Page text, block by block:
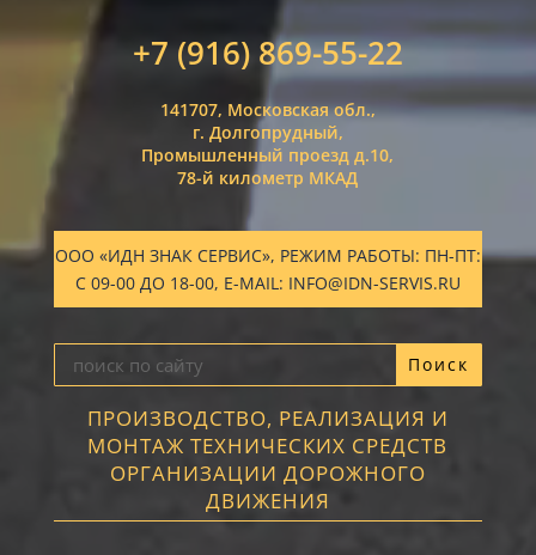
+7 (916) 869-55-22
141707, Московская обл.,
г. Долгопрудный,
Промышленный проезд д.10,
78-й километр МКАД
ООО «ИДН ЗНАК СЕРВИС», РЕЖИМ РАБОТЫ: ПН-ПТ:
С 09-00 ДО 18-00, E-MAIL: INFO@IDN-SERVIS.RU
ПРОИЗВОДСТВО, РЕАЛИЗАЦИЯ И
МОНТАЖ ТЕХНИЧЕСКИХ СРЕДСТВ
ОРГАНИЗАЦИИ ДОРОЖНОГО
ДВИЖЕНИЯ